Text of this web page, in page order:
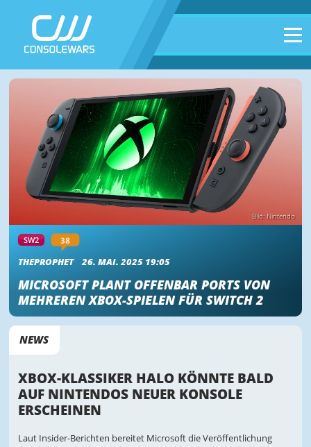
Bild: Nintendo
SW2 38
THEPROPHET 26. MAI. 2025 19:05
MICROSOFT PLANT OFFENBAR PORTS VON
MEHREREN XBOX-SPIELEN FÜR SWITCH 2
NEWS
XBOX-KLASSIKER HALO KÖNNTE BALD
AUF NINTENDOS NEUER KONSOLE
ERSCHEINEN
Laut Insider-Berichten bereitet Microsoft die Veröffentlichung